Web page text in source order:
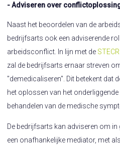
- Adviseren over
Naast het beoordelen van de
bedrijfsarts ook een adviserende
arbeidsconflict. In lijn met de
zal de bedrijfsarts ernaar streven
"demedicaliseren". Dit betekent dat
het oplossen van het
behandelen van de medische
De bedrijfsarts kan adviseren om in
een onafhankelijke mediator, met